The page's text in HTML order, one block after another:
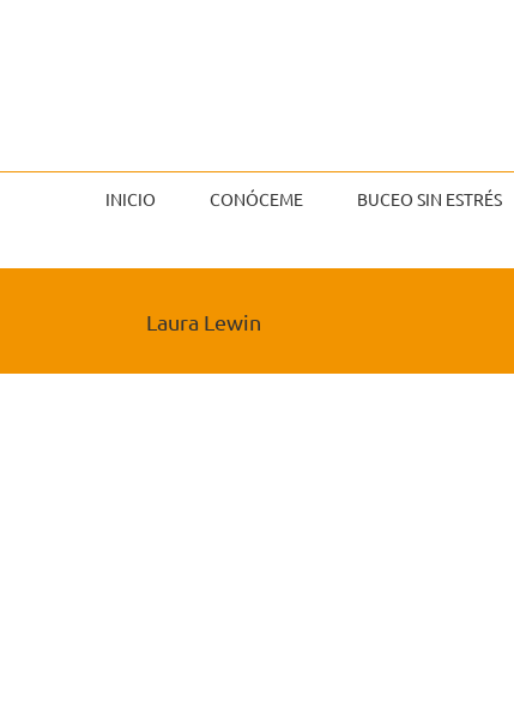
INICIO CONÓCEME BUCEO SIN ESTRÉS
Laura Lewin